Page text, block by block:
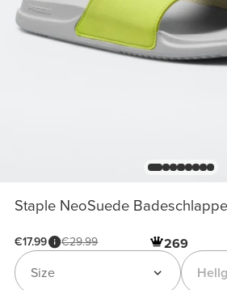
Staple NeoSuede
€17.99 €29.99 269
Size